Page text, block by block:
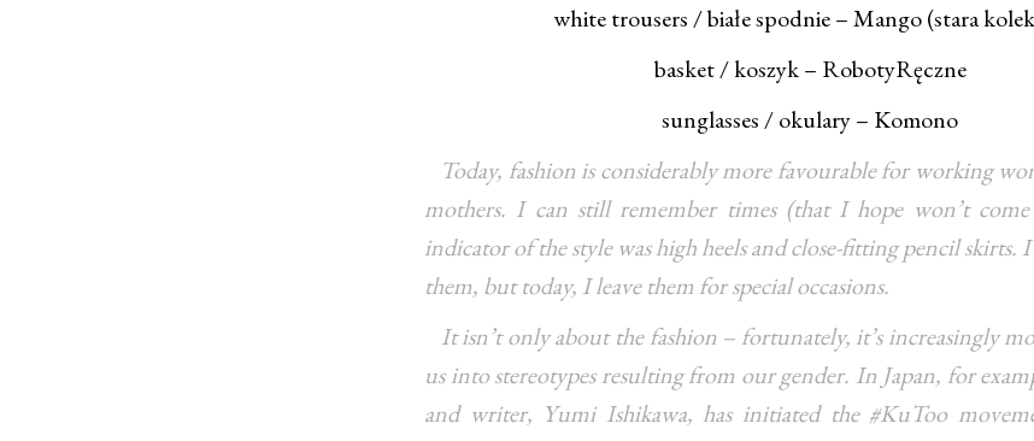
white trousers / białe spodnie – Mango (stara
basket / koszyk – RobotyRęczne
sunglasses / okulary – Komono
Today, fashion is considerably more favourable for working
mothers. I can still remember times (that I hope won’t
indicator of the style was high heels and close-fitting pencil skirts.
them, but today, I leave them for special occasions.
It isn’t only about the fashion – fortunately, it’s increasingly
us into stereotypes resulting from our gender. In Japan, for
and writer, Yumi Ishikawa, has initiated the #KuToo